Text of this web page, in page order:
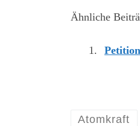
Ähnliche
Petition
Atomkraft